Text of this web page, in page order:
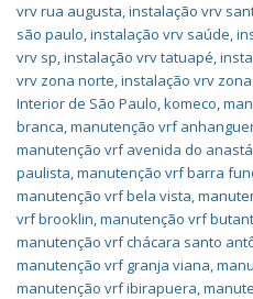
vrv rua augusta,instalação vrv
são paulo,instalação vrv saúde,
vrv sp,instalação vrv tatuapé,
vrv zona norte,instalação vrv
Interior de São Paulo,komeco,
branca,manutenção vrf
manutenção vrf avenida do
paulista,manutenção vrf barra
manutenção vrf bela vista,
vrf brooklin,manutenção vrf
manutenção vrf chácara santo
manutenção vrf granja viana,
manutenção vrf ibirapuera,